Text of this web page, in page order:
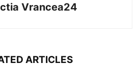
Vrancea24
ARTICLES